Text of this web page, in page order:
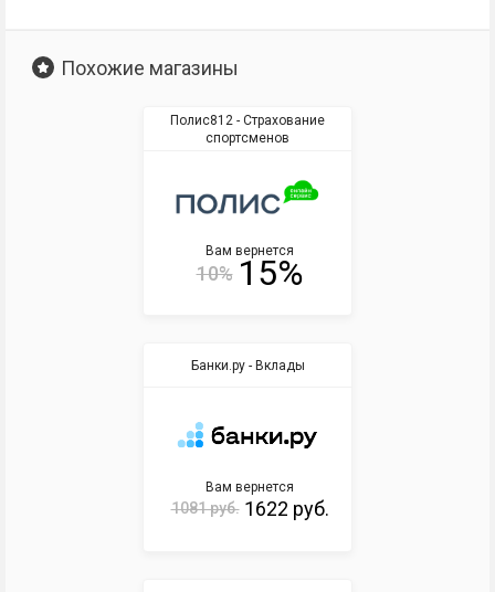
Похожие магазины
Полис812 - Страхование
спортсменов
Вам вернется
10% 15%
Банки.ру - Вклады
Вам вернется
1081 руб. 1622 руб.